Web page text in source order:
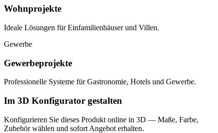
Wohnprojekte
Ideale Lösungen für Einfamilienhäuser und Villen.
Gewerbe
Gewerbeprojekte
Professionelle Systeme für Gastronomie, Hotels und Gewerbe.
Im 3D Konfigurator gestalten
Konfigurieren Sie dieses Produkt online in 3D — Maße, Farbe,
Zubehör wählen und sofort Angebot erhalten.